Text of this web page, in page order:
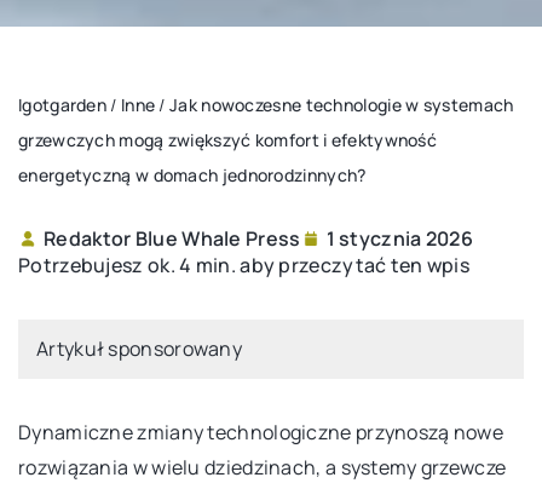
Igotgarden / Inne /Jak nowoczesne technologie w systemach
grzewczych mogą zwiększyć komfort i efektywność
energetyczną w domach jednorodzinnych?
Redaktor Blue Whale Press
1 stycznia 2026
Potrzebujesz ok. 4 min. aby przeczytać ten wpis
Artykuł sponsorowany
Dynamiczne zmiany technologiczne przynoszą nowe
rozwiązania w wielu dziedzinach, a systemy grzewcze